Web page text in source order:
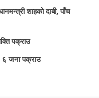
शाहको दाबी, पाँच
पक्राउ
६ जना पक्राउ